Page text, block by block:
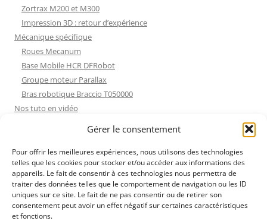
Gérer le consentement
Pour offrir les meilleures expériences, nous utilisons des technologies
telles que les cookies pour stocker et/ou accéder aux informations des
appareils. Le fait de consentir à ces technologies nous permettra de
traiter des données telles que le comportement de navigation ou les ID
uniques sur ce site. Le fait de ne pas consentir ou de retirer son
consentement peut avoir un effet négatif sur certaines caractéristiques
et fonctions.
Zortrax M200 et M300
Impression 3D : retour d’expérience
Mécanique spécifique
Roues Mecanum
Base Mobile HCR DFRobot
Groupe moteur Parallax
Bras robotique Braccio T050000
Nos tuto en vidéo
Les Moteurs Pas à Pas
Projets Processing
Amélioration de l’habitat
Tir sportif
Fichiers dessin